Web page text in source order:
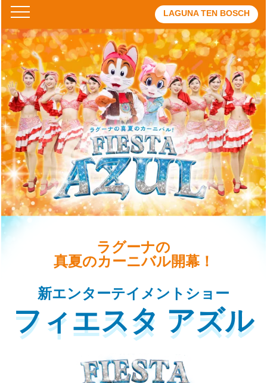
TOP
LAGUNA TEN BOSCH
ラグーナの
真夏のカーニバル開幕！
新エンターテイメントショー
フィエスタ アズル